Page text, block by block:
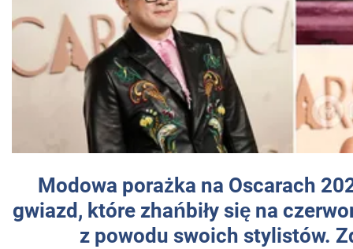
Modowa porażka na Oscarach
gwiazd, które zhańbiły się na
z powodu swoich stylistów.